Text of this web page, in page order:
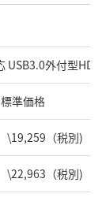
USB3.0外付型HD
標準価格
\19,259（税別)
\22,963（税別)